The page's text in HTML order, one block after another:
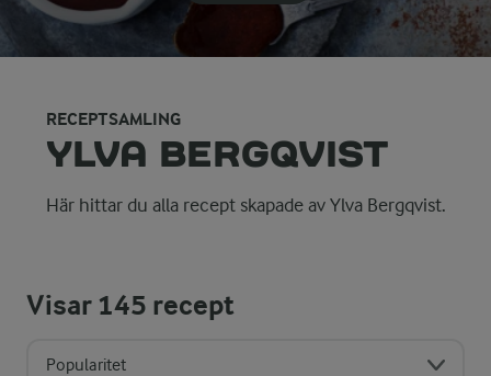
RECEPTSAMLING
YLVA BERGQVIST
Här hittar du alla recept skapade av Ylva Bergqvist.
Visar145 recept
Popularitet